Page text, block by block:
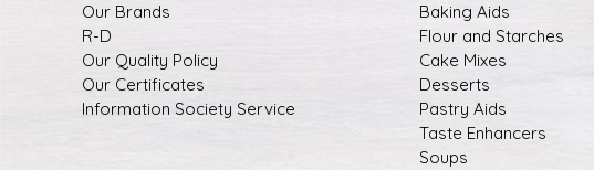
Our Brands
R-D
Our Quality Policy
Our Certificates
Information Society Service
Baking Aids
Flour and Starches
Cake Mixes
Desserts
Pastry Aids
Taste Enhancers
Soups